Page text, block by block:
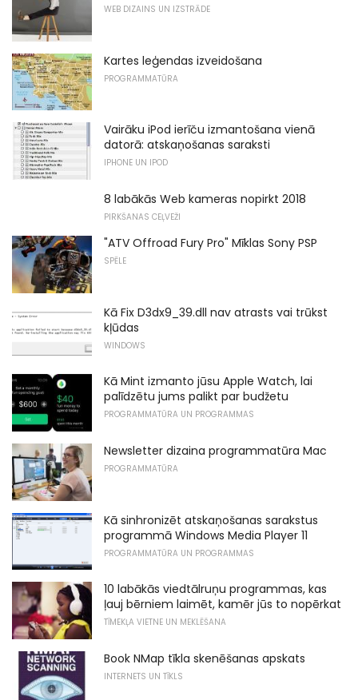
WEB DIZAINS UN IZSTRĀDE
Kartes leģendas izveidošana
PROGRAMMATŪRA
Vairāku iPod ierīču izmantošana vienā
datorā: atskaņošanas saraksti
IPHONE UN IPOD
8 labākās Web kameras nopirkt 2018
PIRKŠANAS CEĻVEŽI
"ATV Offroad Fury Pro" Mīklas Sony PSP
SPĒLE
Kā Fix D3dx9_39.dll nav atrasts vai trūkst
kļūdas
WINDOWS
Kā Mint izmanto jūsu Apple Watch, lai
palīdzētu jums palikt par budžetu
PROGRAMMATŪRA UN PROGRAMMAS
Newsletter dizaina programmatūra Mac
PROGRAMMATŪRA
Kā sinhronizēt atskaņošanas sarakstus
programmā Windows Media Player 11
PROGRAMMATŪRA UN PROGRAMMAS
10 labākās viedtālruņu programmas, kas
ļauj bērniem laimēt, kamēr jūs to nopērkat
TĪMEKĻA VIETNE UN MEKLĒŠANA
Book NMap tīkla skenēšanas apskats
INTERNETS UN TĪKLS